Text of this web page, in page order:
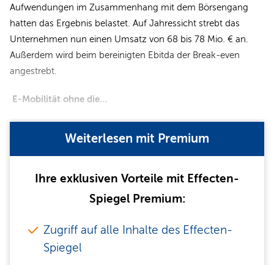
Aufwendungen im Zusammenhang mit dem Börsengang
hatten das Ergebnis belastet. Auf Jahressicht strebt das
Unternehmen nun einen Umsatz von 68 bis 78 Mio. € an.
Außerdem wird beim bereinigten Ebitda der Break-even
angestrebt.
E-Mobilität ohne die…
Weiterlesen mit Premium
Ihre exklusiven Vorteile mit Effecten-
Spiegel Premium:
Zugriff auf alle Inhalte des Effecten-
Spiegel